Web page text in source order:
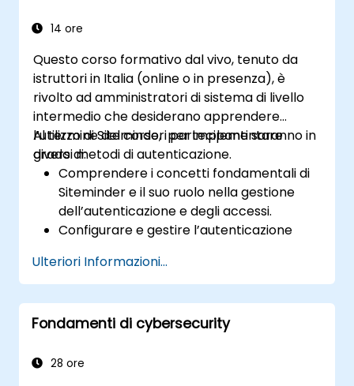
14 ore
Questo corso formativo dal vivo, tenuto da
istruttori in Italia (online o in presenza), è
rivolto ad amministratori di sistema di livello
intermedio che desiderano apprendere
l’utilizzo di Siteminder per implementare
diversi metodi di autenticazione.
Al termine del corso, i partecipanti saranno in
grado di:
Comprendere i concetti fondamentali di
Siteminder e il suo ruolo nella gestione
dell’autenticazione e degli accessi.
Configurare e gestire l’autenticazione
Implementare i vari metodi di
autenticazione supportati da Siteminder.
Risolvere i problemi più comuni legati
all’autenticazione con Siteminder.
identità per l’autenticazione federata.
Ulteriori Informazioni...
Fondamenti di cybersecurity
28 ore